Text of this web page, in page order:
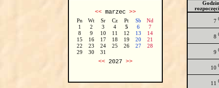
<<marzec >>
Pn Wt Sr Cz Pt Sb
Nd
1
2 3 4 5 6
7
8
9 10 11 12 13
14
15
16 17 18 19 20
21
22
23 24 25 26 27
28
29
30 31
<<2027 >>
7
8
9
10
11